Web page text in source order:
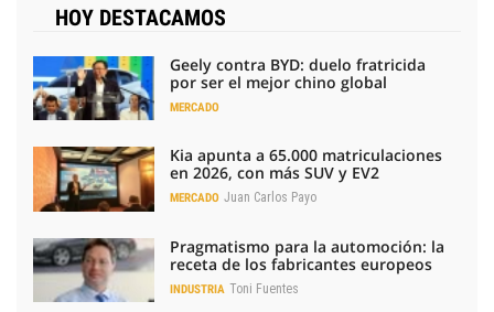
HOY DESTACAMOS
Geely contra BYD: duelo fratricida
por ser el mejor chino global
MERCADO
Kia apunta a 65.000 matriculaciones
en 2026, con más SUV y EV2
MERCADO Juan Carlos Payo
Pragmatismo para la automoción: la
receta de los fabricantes europeos
INDUSTRIA Toni Fuentes